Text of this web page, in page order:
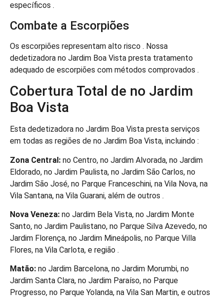
específicos .
Combate a Escorpiões
Os escorpiões representam alto risco . Nossa
dedetizadora no Jardim Boa Vista presta tratamento
adequado de escorpiões com métodos comprovados .
Cobertura Total de no Jardim
Boa Vista
Esta dedetizadora no Jardim Boa Vista presta serviços
em todas as regiões de no Jardim Boa Vista, incluindo :
Zona Central: no Centro, no Jardim Alvorada, no Jardim
Eldorado, no Jardim Paulista, no Jardim São Carlos, no
Jardim São José, no Parque Franceschini, na Vila Nova, na
Vila Santana, na Vila Guarani, além de outros .
Nova Veneza: no Jardim Bela Vista, no Jardim Monte
Santo, no Jardim Paulistano, no Parque Silva Azevedo, no
Jardim Florença, no Jardim Mineápolis, no Parque Villa
Flores, na Vila Carlota, e região .
Matão: no Jardim Barcelona, no Jardim Morumbi, no
Jardim Santa Clara, no Jardim Paraíso, no Parque
Progresso, no Parque Yolanda, na Vila San Martin, e outros